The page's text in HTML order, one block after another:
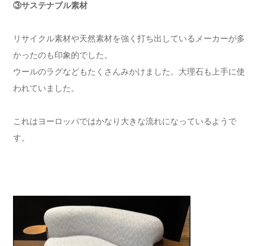
③サステナブル素材
リサイクル素材や天然素材を強く打ち出しているメーカーが多
かったのも印象的でした。
ウールのラグなどもたくさんみかけました。大理石も上手に使
われていました。
これはヨーロッパではかなり大きな流れになっているようで
す。